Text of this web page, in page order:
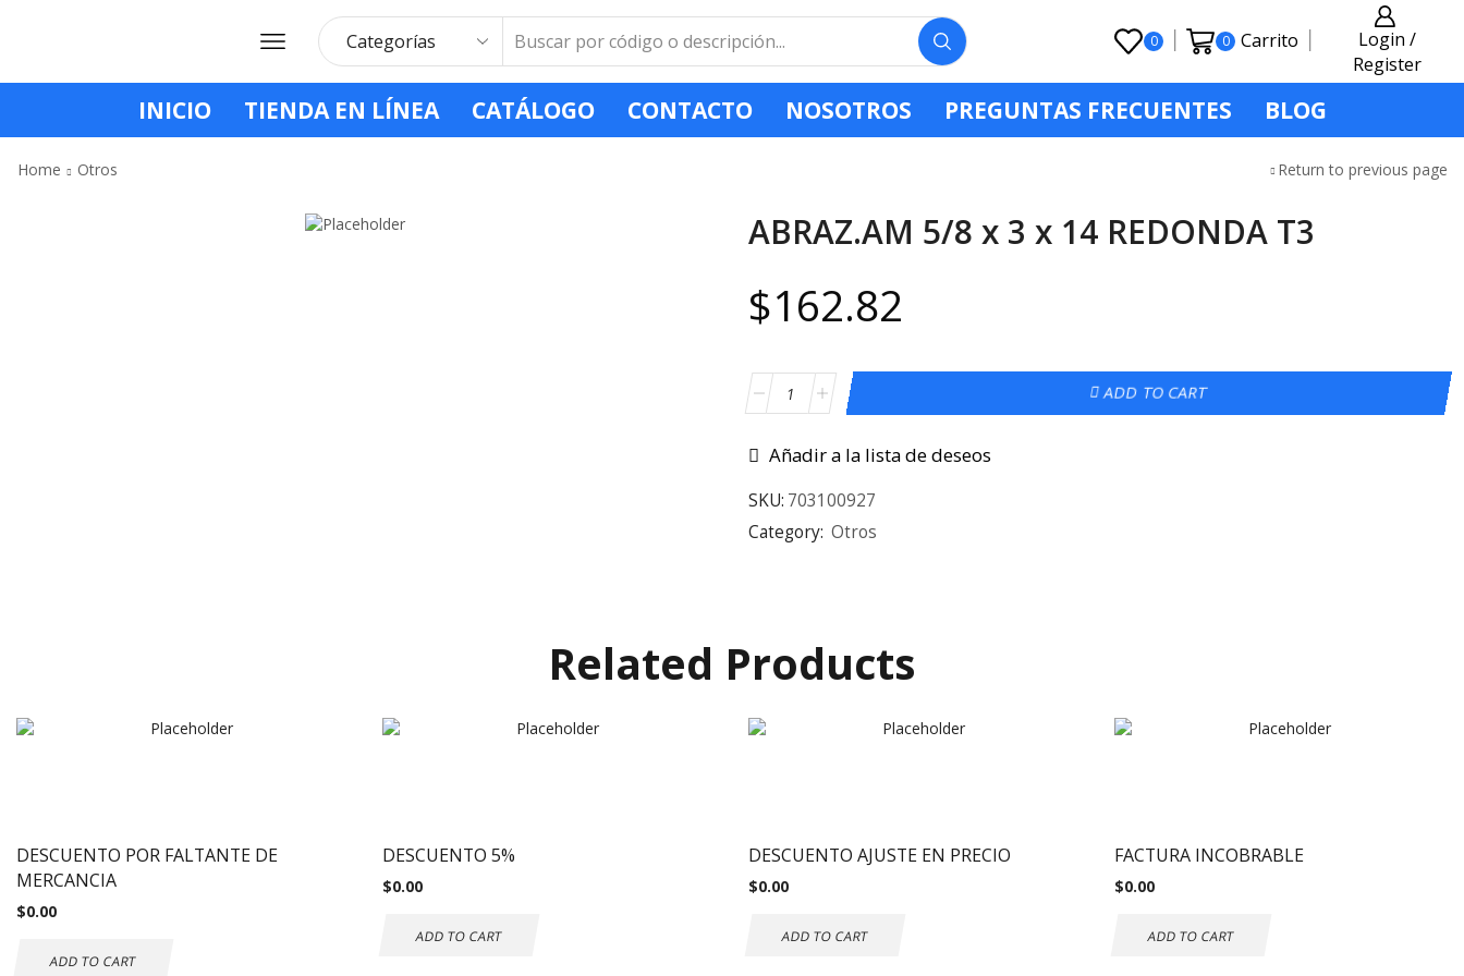
0 0 Carrito
Login /
Register
INICIO TIENDA EN LÍNEA CATÁLOGO CONTACTO NOSOTROS PREGUNTAS FRECUENTES BLOG
Home Otros Return to previous page
ABRAZ.AM 5/8 x 3 x 14 REDONDA T3
$162.82
ADD TO CART
Añadir a la lista de deseos
SKU: 703100927
Category: Otros
Related Products
DESCUENTO POR FALTANTE DE
MERCANCIA
$0.00
ADD TO CART
DESCUENTO 5%
$0.00
ADD TO CART
DESCUENTO AJUSTE EN PRECIO
$0.00
ADD TO CART
FACTURA INCOBRABLE
$0.00
ADD TO CART